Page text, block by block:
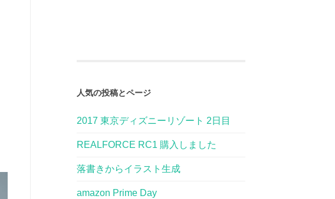
人気の投稿とページ
2017 東京ディズニーリゾート 2日目
REALFORCE RC1 購入しました
落書きからイラスト生成
amazon Prime Day